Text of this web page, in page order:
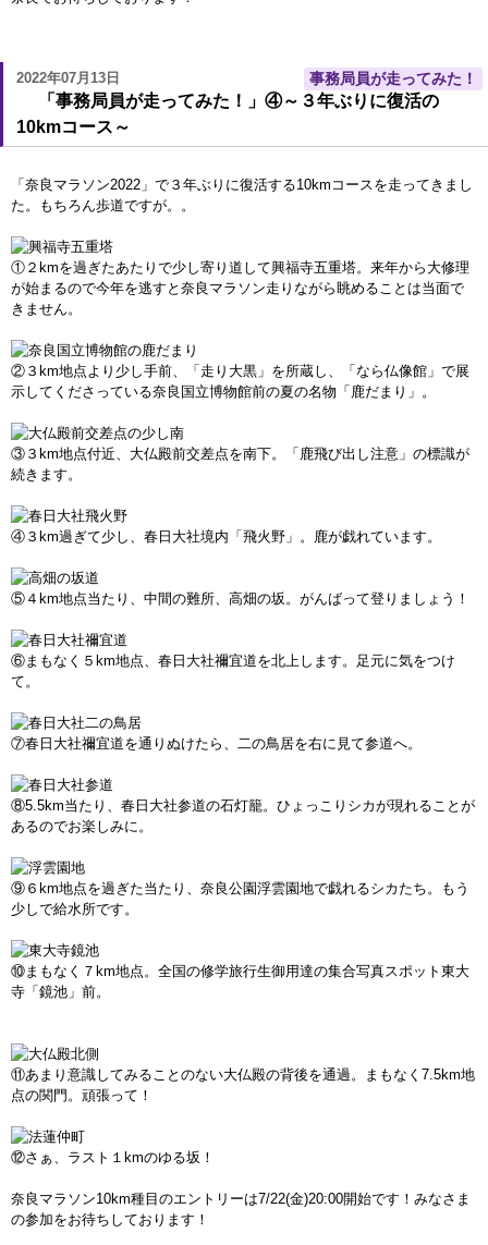
2022年07月13日 事務局員が走ってみた！
「事務局員が走ってみた！」④～３年ぶりに復活の
10kmコース～
「奈良マラソン2022」で３年ぶりに復活する10kmコースを走ってきまし
た。もちろん歩道ですが。。
①２kmを過ぎたあたりで少し寄り道して興福寺五重塔。来年から大修理
が始まるので今年を逃すと奈良マラソン走りながら眺めることは当面で
きません。
②３km地点より少し手前、「走り大黒」を所蔵し、「なら仏像館」で展
示してくださっている奈良国立博物館前の夏の名物「鹿だまり」。
③３km地点付近、大仏殿前交差点を南下。「鹿飛び出し注意」の標識が
続きます。
④３km過ぎて少し、春日大社境内「飛火野」。鹿が戯れています。
⑤４km地点当たり、中間の難所、高畑の坂。がんばって登りましょう！
⑥まもなく５km地点、春日大社禰宜道を北上します。足元に気をつけ
て。
⑦春日大社禰宜道を通りぬけたら、二の鳥居を右に見て参道へ。
⑧5.5km当たり、春日大社参道の石灯籠。ひょっこりシカが現れることが
あるのでお楽しみに。
⑨６km地点を過ぎた当たり、奈良公園浮雲園地で戯れるシカたち。もう
少しで給水所です。
⑩まもなく７km地点。全国の修学旅行生御用達の集合写真スポット東大
寺「鏡池」前。
⑪あまり意識してみることのない大仏殿の背後を通過。まもなく7.5km地
点の関門。頑張って！
⑫さぁ、ラスト１kmのゆる坂！
奈良マラソン10km種目のエントリーは7/22(金)20:00開始です！みなさま
の参加をお待ちしております！